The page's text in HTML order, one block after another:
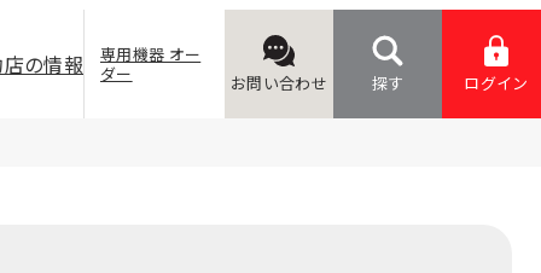
の情報
専用機器 オー
ダー
お問い合わせ 探す ログイン